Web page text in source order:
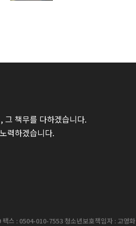
그 책무를 다하겠습니다.
력하겠습니다.
스 : 0504-010-7553 청소년보호책임자 : 고영화